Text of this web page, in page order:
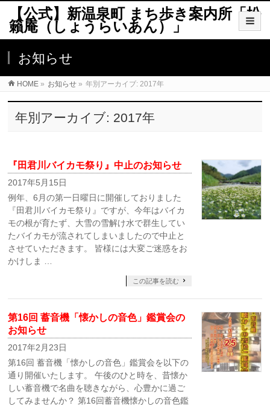
【公式】新温泉町 まち歩き案内所「松
籟庵（しょうらいあん）」
お知らせ
HOME » お知らせ » 年別アーカイブ: 2017年
年別アーカイブ: 2017年
『田君川バイカモ祭り』中止のお知らせ
2017年5月15日
例年、6月の第一日曜日に開催しておりました
『田君川バイカモ祭り』ですが、今年はバイカ
モの根が育たず、大雪の雪解け水で群生してい
たバイカモが流されてしまいましたので中止と
させていただきます。 皆様には大変ご迷惑をお
かけしま …
この記事を読む
第16回 蓄音機「懐かしの音色」鑑賞会の
お知らせ
2017年2月23日
第16回 蓄音機「懐かしの音色」鑑賞会を以下の
通り開催いたします。 午後のひと時を、昔懐か
しい蓄音機で名曲を聴きながら、心豊かに過ご
してみませんか？ 第16回蓄音機懐かしの音色鑑